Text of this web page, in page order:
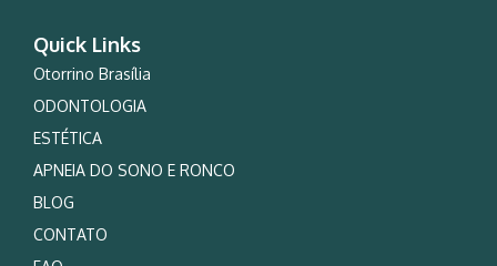
Quick Links
Otorrino Brasília
ODONTOLOGIA
ESTÉTICA
APNEIA DO SONO E RONCO
BLOG
CONTATO